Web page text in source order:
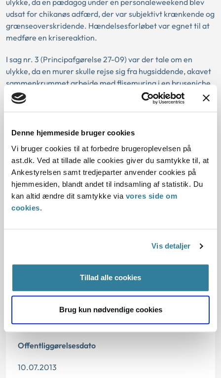
Denne hjemmeside bruger cookies
Vi bruger cookies til at forbedre brugeroplevelsen på
ast.dk. Ved at tillade alle cookies giver du samtykke til, at
Ankestyrelsen samt tredjeparter anvender cookies på
hjemmesiden, blandt andet til indsamling af statistik. Du
kan altid ændre dit samtykke via vores side om
cookies.
Vis detaljer
Tillad alle cookies
Brug kun nødvendige cookies
ulykke, da en pædagog under en personaleweekend blev
udsat for chikanøs adfærd, der var subjektivt krænkende og
grænseoverskridende. Hændelsesforløbet var egnet til at
medføre en krisereaktion.
I sag nr. 3 (Principafgørelse 27-09) var der tale om en
ulykke, da en murer skulle rejse sig fra hugsiddende, akavet
sammenkrummet arbejde med flisemuring i en bruseniche.
Påvirkningen var egnet til at medføre en menisklæsion.
ulykke, idet et løft af en sodavandskasse på ca. 14 kilo ikke
diskusprolaps.
Love:
26.01.2009
Offentliggørelsesdato
10.07.2013